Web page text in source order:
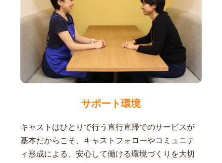
サポート環境
キャストはひとりで行う直行直帰でのサービスが
基本だからこそ、キャストフォローやコミュニテ
ィ形成による、安心して働ける環境づくりを大切